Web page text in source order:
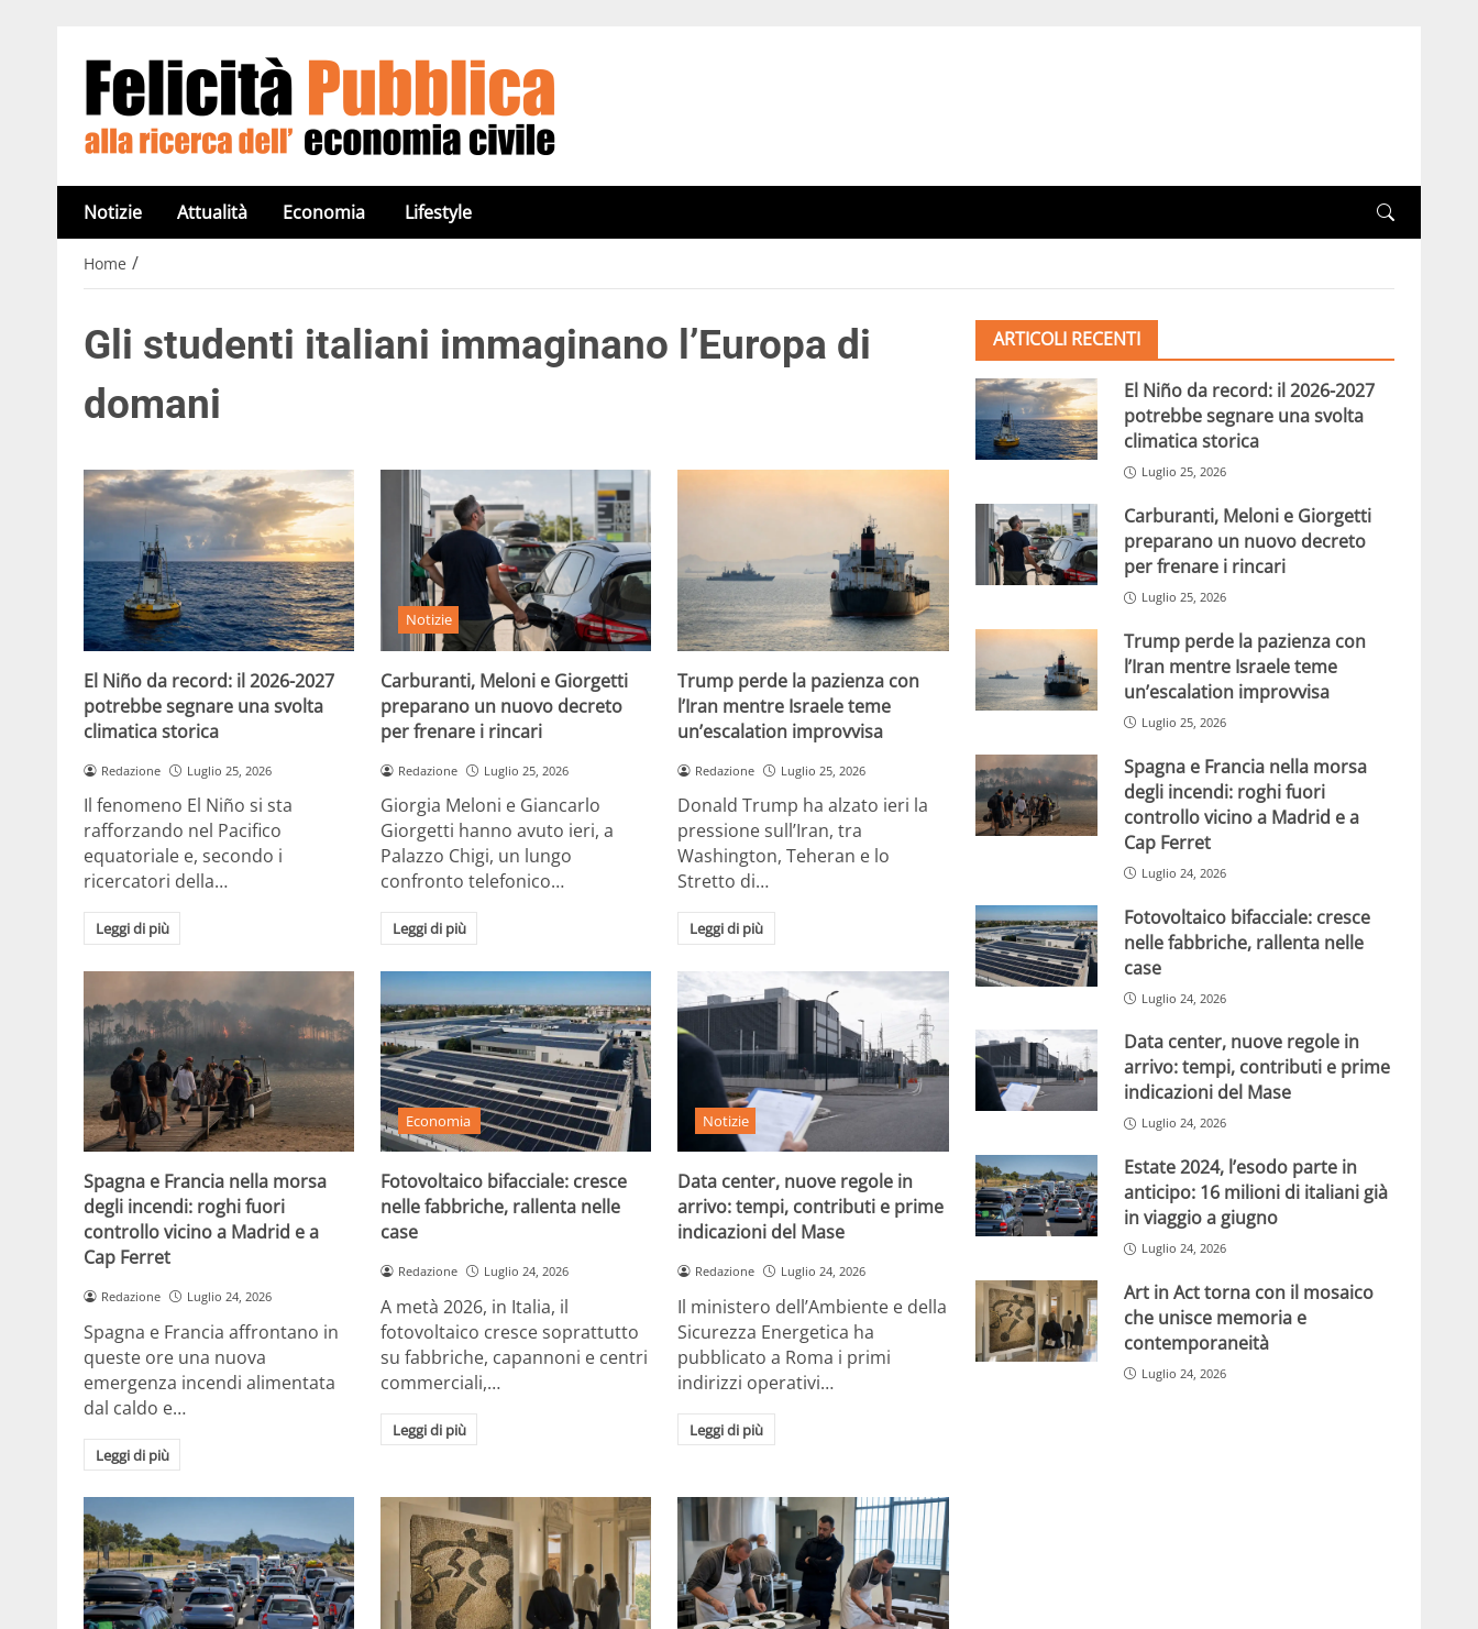
Notizie Attualità Economia Lifestyle
Home /
Gli studenti italiani immaginano l’Europa di
domani
El Niño da record: il 2026-2027
potrebbe segnare una svolta
climatica storica
Redazione Luglio 25, 2026
Il fenomeno El Niño si sta
rafforzando nel Pacifico
equatoriale e, secondo i
ricercatori della…
Leggi di più
Notizie
Carburanti, Meloni e Giorgetti
preparano un nuovo decreto
per frenare i rincari
Redazione Luglio 25, 2026
Giorgia Meloni e Giancarlo
Giorgetti hanno avuto ieri, a
Palazzo Chigi, un lungo
confronto telefonico…
Leggi di più
Trump perde la pazienza con
l’Iran mentre Israele teme
un’escalation improvvisa
Redazione Luglio 25, 2026
Donald Trump ha alzato ieri la
pressione sull’Iran, tra
Washington, Teheran e lo
Stretto di…
Leggi di più
Spagna e Francia nella morsa
degli incendi: roghi fuori
controllo vicino a Madrid e a
Cap Ferret
Redazione Luglio 24, 2026
Spagna e Francia affrontano in
queste ore una nuova
emergenza incendi alimentata
dal caldo e…
Leggi di più
Economia
Fotovoltaico bifacciale: cresce
nelle fabbriche, rallenta nelle
case
Redazione Luglio 24, 2026
A metà 2026, in Italia, il
fotovoltaico cresce soprattutto
su fabbriche, capannoni e centri
commerciali,…
Leggi di più
Notizie
Data center, nuove regole in
arrivo: tempi, contributi e prime
indicazioni del Mase
Redazione Luglio 24, 2026
Il ministero dell’Ambiente e della
Sicurezza Energetica ha
pubblicato a Roma i primi
indirizzi operativi…
Leggi di più
ARTICOLI RECENTI
El Niño da record: il 2026-2027
potrebbe segnare una svolta
climatica storica
Luglio 25, 2026
Carburanti, Meloni e Giorgetti
preparano un nuovo decreto
per frenare i rincari
Luglio 25, 2026
Trump perde la pazienza con
l’Iran mentre Israele teme
un’escalation improvvisa
Luglio 25, 2026
Spagna e Francia nella morsa
degli incendi: roghi fuori
controllo vicino a Madrid e a
Cap Ferret
Luglio 24, 2026
Fotovoltaico bifacciale: cresce
nelle fabbriche, rallenta nelle
case
Luglio 24, 2026
Data center, nuove regole in
arrivo: tempi, contributi e prime
indicazioni del Mase
Luglio 24, 2026
Estate 2024, l’esodo parte in
anticipo: 16 milioni di italiani già
in viaggio a giugno
Luglio 24, 2026
Art in Act torna con il mosaico
che unisce memoria e
contemporaneità
Luglio 24, 2026